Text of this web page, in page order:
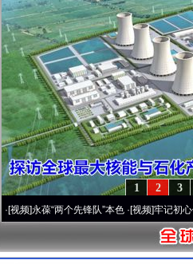
3
2
1
永葆“两个先锋队”本色·[视频] 牢记初心使命